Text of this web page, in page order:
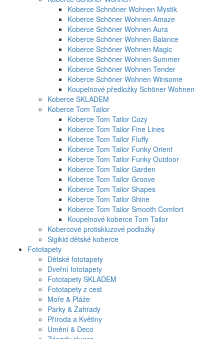
Koberce Schnöner Wohnen Mystik
Koberce Schöner Wohnen Amaze
Koberce Schöner Wohnen Aura
Koberce Schöner Wohnen Balance
Koberce Schöner Wohnen Magic
Koberce Schöner Wohnen Summer
Koberce Schöner Wohnen Tender
Koberce Schöner Wohnen Winsome
Koupelnové předložky Schöner Wohnen
Koberce SKLADEM
Koberce Tom Tailor
Koberce Tom Tailor Cozy
Koberce Tom Tailor Fine Lines
Koberce Tom Tailor Fluffy
Koberce Tom Tailor Funky Orient
Koberce Tom Tailor Funky Outdoor
Koberce Tom Tailor Garden
Koberce Tom Tailor Groove
Koberce Tom Tailor Shapes
Koberce Tom Tailor Shine
Koberce Tom Tailor Smooth Comfort
Koupelnové koberce Tom Tailor
Kobercové protiskluzové podložky
Sigikid dětské koberce
Fototapety
Dětské fototapety
Dveřní fototapety
Fototapety SKLADEM
Fototapety z cest
Moře & Pláže
Parky & Zahrady
Příroda a Květiny
Umění & Deco